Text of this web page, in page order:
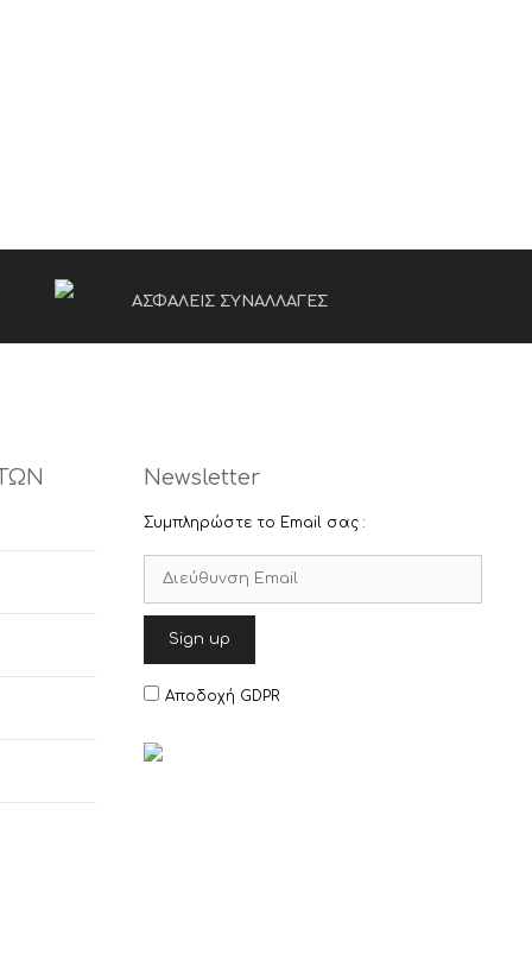
ΑΣΦΑΛΕΙΣ ΣΥΝΑΛΛΑΓΕΣ
Newsletter
Συμπληρώστε το Email σας :
Αποδοχή GDPR